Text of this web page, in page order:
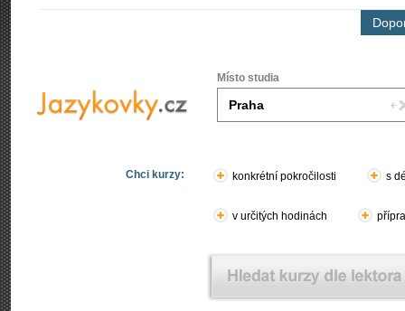
Místo studia
Chci kurzy: konkrétní pokročilosti s
v určitých hodinách